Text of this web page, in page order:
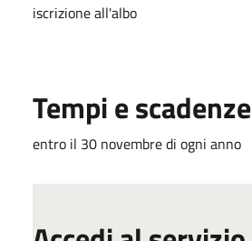
iscrizione all'albo
Tempi e scadenze
entro il 30 novembre di ogni anno